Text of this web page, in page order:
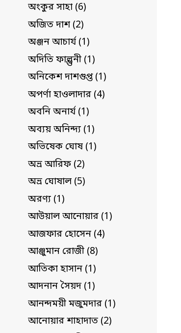
অংকুর সাহা (6)
অজিত দাশ (2)
অঞ্জন আচার্য (1)
অদিতি ফাল্গুনী (1)
অনিকেশ দাশগুপ্ত (1)
অপর্ণা হাওলাদার (4)
অবনি অনার্য (1)
অব্যয় অনিন্দ্য (1)
অভিষেক ঘোষ (1)
অভ্র আরিফ (2)
অভ্র ঘোষাল (5)
অরণ্য (1)
আউয়াল আনোয়ার (1)
আজফার হোসেন (4)
আঞ্জুমান রোজী (8)
আতিকা হাসান (1)
আদনান সৈয়দ (1)
আনন্দময়ী মজুমদার (1)
আনোয়ার শাহাদাত (2)